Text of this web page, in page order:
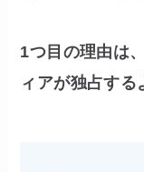
1つ目の理由は
ィアが独占する